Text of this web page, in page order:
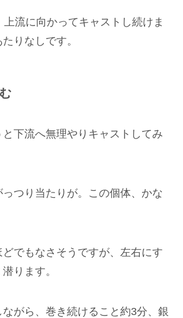
上流に向かってキャストし続けま
りなしです。
下流へ無理やりキャストしてみ
つり当たりが。この個体、かな
でもなさそうですが、左右にす
ります。
ながら、巻き続けること約3分、銀